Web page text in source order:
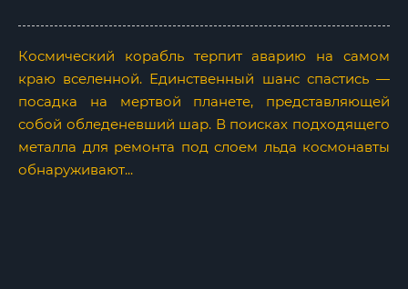
Космический корабль терпит аварию на самом
краю вселенной. Единственный шанс спастись —
посадка на мертвой планете, представляющей
собой обледеневший шар. В поисках подходящего
металла для ремонта под слоем льда космонавты
обнаруживают...